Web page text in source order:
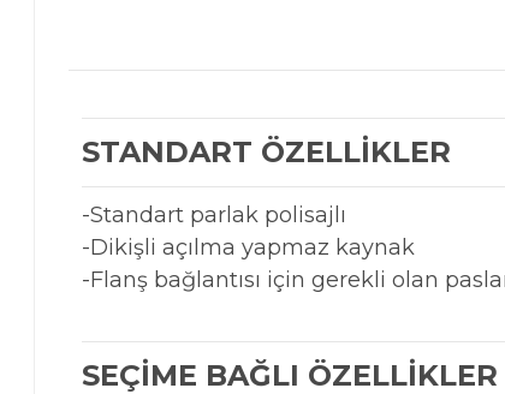
STANDART ÖZELLİKLER
-Standart parlak polisajlı
-Dikişli açılma yapmaz kaynak
-Flanş bağlantısı için gerekli olan
SEÇİME BAĞLI ÖZELLİKLER